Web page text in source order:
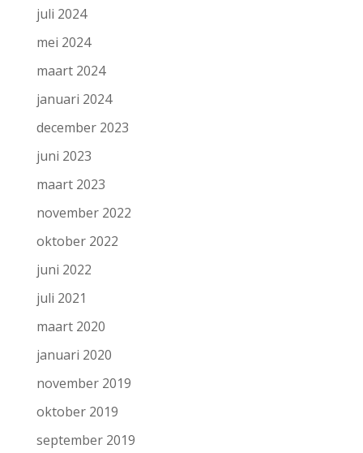
juli 2024
mei 2024
maart 2024
januari 2024
december 2023
juni 2023
maart 2023
november 2022
oktober 2022
juni 2022
juli 2021
maart 2020
januari 2020
november 2019
oktober 2019
september 2019